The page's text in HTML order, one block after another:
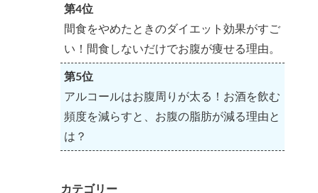
第4位
間食をやめたときのダイエット効果がすご
い！間食しないだけでお腹が痩せる理由。
第5位
アルコールはお腹周りが太る！お酒を飲む
頻度を減らすと、お腹の脂肪が減る理由と
は？
カテゴリー